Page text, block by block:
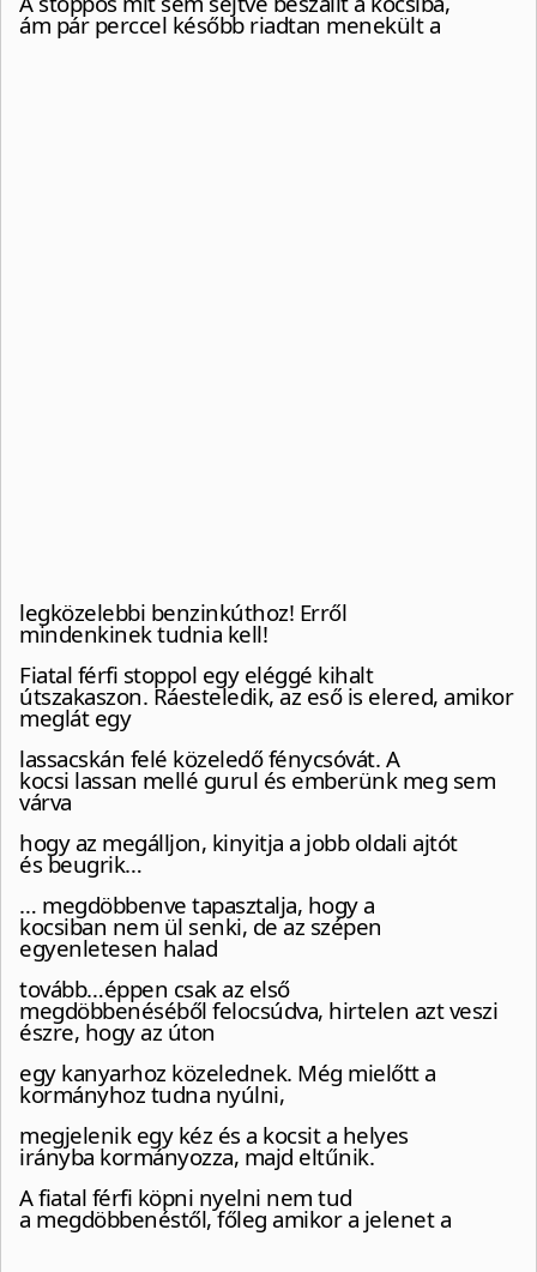
ám pár perccel később riadtan menekült a
legközelebbi benzinkúthoz! Erről
mindenkinek tudnia kell!
Fiatal férfi stoppol egy eléggé kihalt
útszakaszon. Ráesteledik, az eső is elered, amikor
meglát egy
lassacskán felé közeledő fénycsóvát. A
kocsi lassan mellé gurul és emberünk meg sem
várva
hogy az megálljon, kinyitja a jobb oldali ajtót
és beugrik…
… megdöbbenve tapasztalja, hogy a
kocsiban nem ül senki, de az szépen
egyenletesen halad
tovább…éppen csak az első
megdöbbenéséből felocsúdva, hirtelen azt veszi
észre, hogy az úton
egy kanyarhoz közelednek. Még mielőtt a
kormányhoz tudna nyúlni,
megjelenik egy kéz és a kocsit a helyes
irányba kormányozza, majd eltűnik.
A fiatal férfi köpni nyelni nem tud
a megdöbbenéstől, főleg amikor a jelenet a